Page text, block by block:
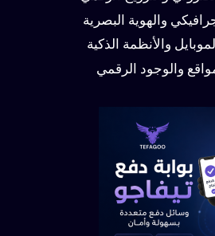
والهوية البصرية
والأنظمة الذكية
والوجود الرقمي